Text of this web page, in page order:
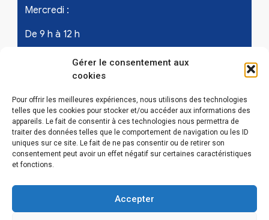
Gérer le consentement aux
cookies
Pour offrir les meilleures expériences, nous utilisons des technologies
telles que les cookies pour stocker et/ou accéder aux informations des
appareils. Le fait de consentir à ces technologies nous permettra de
traiter des données telles que le comportement de navigation ou les ID
uniques sur ce site. Le fait de ne pas consentir ou de retirer son
consentement peut avoir un effet négatif sur certaines caractéristiques
et fonctions.
Accepter
Mercredi :
De 9 h à 12 h
Samedi - les 1er et 3ème de chaque mois :
De 9 h à 12 h
LIENS UTILES
Mentions légales
Politique de confidentialité